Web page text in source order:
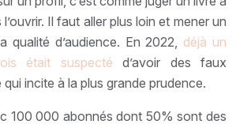
Il faut aller plus loin et mener un
qualité d’audience. En 2022, déjà un
était suspecté d’avoir des faux
incite à la plus grande prudence.
100 000 abonnés dont 50% sont des